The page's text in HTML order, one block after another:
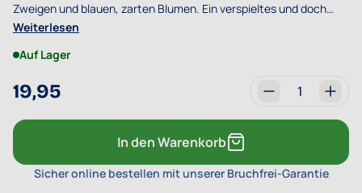
Zweigen und blauen, zarten Blumen. Ein verspieltes und doch
robustes Dekor.
Weiterlesen
Auf Lager
19,95
In den Warenkorb
Sicher online bestellen mit unserer Bruchfrei-Garantie